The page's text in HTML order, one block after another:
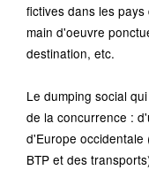
fictives dans les
main d'oeuvre
destination, etc.
Le dumping social
de la concurrence :
d'Europe occidentale
BTP et des